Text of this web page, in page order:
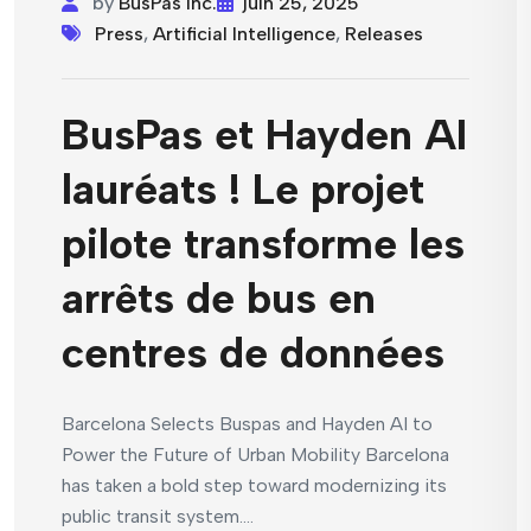
Press, Artificial Intelligence, Releases
BusPas et Hayden AI
lauréats ! Le projet
pilote transforme les
arrêts de bus en
centres de données
Barcelona Selects Buspas and Hayden AI to
Power the Future of Urban Mobility Barcelona
has taken a bold step toward modernizing its
public transit system....